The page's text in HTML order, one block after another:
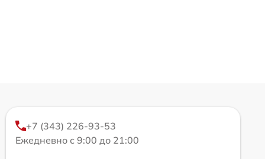
+7 (343) 226-93-53
Ежедневно с 9:00 до 21:00